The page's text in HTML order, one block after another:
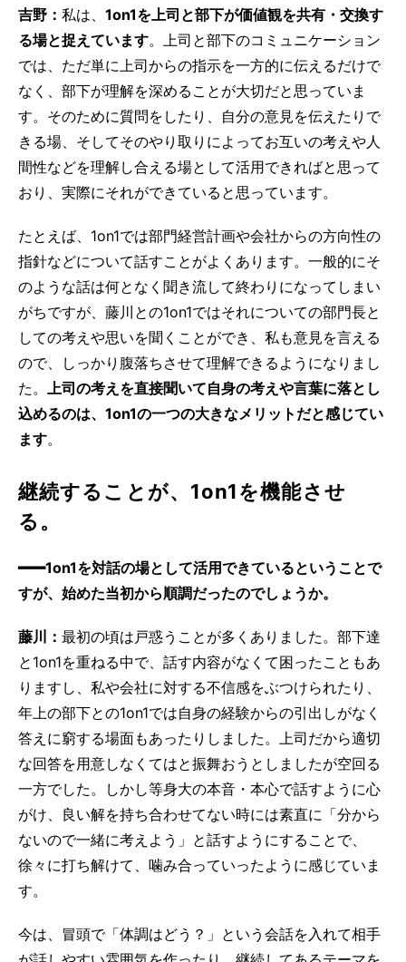
吉野： 私は、 1on1を上司と部下が価値観を共有・交換す
る場と捉えています。上司と部下のコミュニケーション
では、ただ単に上司からの指示を一方的に伝えるだけで
なく、部下が理解を深めることが大切だと思っていま
す。そのために質問をしたり、自分の意見を伝えたりで
きる場、そしてそのやり取りによってお互いの考えや人
間性などを理解し合える場として活用できればと思って
おり、実際にそれができていると思っています。
たとえば、1on1では部門経営計画や会社からの方向性の
指針などについて話すことがよくあります。一般的にそ
のような話は何となく聞き流して終わりになってしまい
がちですが、藤川との1on1ではそれについての部門長と
しての考えや思いを聞くことができ、私も意見を言える
ので、しっかり腹落ちさせて理解できるようになりまし
た。 上司の考えを直接聞いて自身の考えや言葉に落とし
込めるのは、1on1の一つの大きなメリットだと感じてい
ます。
継続することが、1on1を機能させ
る。
━━━1on1を対話の場として活用できているということで
すが、始めた当初から順調だったのでしょうか。
藤川： 最初の頃は戸惑うことが多くありました。部下達
と1on1を重ねる中で、話す内容がなくて困ったこともあ
りますし、私や会社に対する不信感をぶつけられたり、
年上の部下との1on1では自身の経験からの引出しがなく
答えに窮する場面もあったりしました。上司だから適切
な回答を用意しなくてはと振舞おうとしましたが空回る
一方でした。しかし等身大の本音・本心で話すように心
がけ、良い解を持ち合わせてない時には素直に「分から
ないので一緒に考えよう」と話すようにすることで、
徐々に打ち解けて、噛み合っていったように感じていま
す。
今は、冒頭で「体調はどう？」という会話を入れて相手